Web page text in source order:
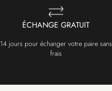
ÉCHANGE GRATUIT
14 jours pour échanger votre paire sans
frais